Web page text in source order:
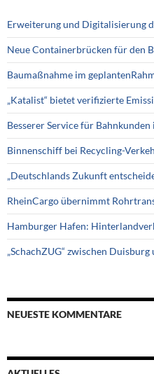
Erweiterung und Digitalisierung
Neue Containerbrücken für den
Baumaßnahme im
„Katalist“ bietet verifizierte
Besserer Service für
Binnenschiff bei Recycling-
„Deutschlands Zukunft
RheinCargo übernimmt
Hamburger Hafen:
„SchachZUG“ zwischen
NEUESTE KOMMENTARE